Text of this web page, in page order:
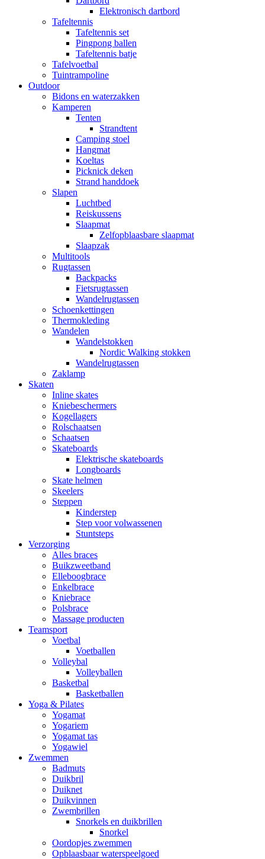
Elektronisch dartbord
Tafeltennis
Tafeltennis set
Pingpong ballen
Tafeltennis batje
Tafelvoetbal
Tuintrampoline
Outdoor
Bidons en waterzakken
Kamperen
Tenten
Strandtent
Camping stoel
Hangmat
Koeltas
Picknick deken
Strand handdoek
Slapen
Luchtbed
Reiskussens
Slaapmat
Zelfopblaasbare slaapmat
Slaapzak
Multitools
Rugtassen
Backpacks
Fietsrugtassen
Wandelrugtassen
Schoenkettingen
Thermokleding
Wandelen
Wandelstokken
Nordic Walking stokken
Wandelrugtassen
Zaklamp
Skaten
Inline skates
Kniebeschermers
Kogellagers
Rolschaatsen
Schaatsen
Skateboards
Elektrische skateboards
Longboards
Skate helmen
Skeelers
Steppen
Kinderstep
Step voor volwassenen
Stuntsteps
Verzorging
Alles braces
Buikzweetband
Elleboogbrace
Enkelbrace
Kniebrace
Polsbrace
Massage producten
Teamsport
Voetbal
Voetballen
Volleybal
Volleyballen
Basketbal
Basketballen
Yoga & Pilates
Yogamat
Yogariem
Yogamat tas
Yogawiel
Zwemmen
Badmuts
Duikbril
Duiknet
Duikvinnen
Zwembrillen
Snorkels en duikbrillen
Snorkel
Oordopjes zwemmen
Opblaasbaar waterspeelgoed